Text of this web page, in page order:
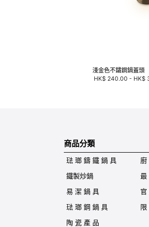
淺金色不鏽鋼鍋蓋頭
HK$ 240.00 - HK$
商品分類
琺 瑯 鑄 鐵 鍋 具
鐵製炒鍋
易 潔 鍋 具
琺 瑯 鋼 鍋 具
陶 瓷 產 品
廚
最
官
限